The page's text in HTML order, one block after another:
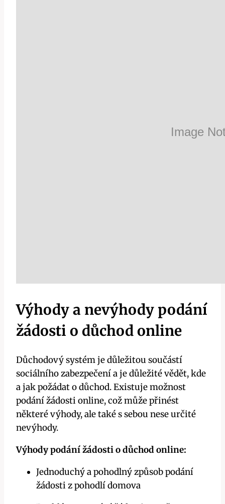
Výhody a nevýhody podání
žádosti o důchod online
Důchodový systém je důležitou součástí
sociálního zabezpečení a je důležité vědět, kde
a jak požádat o důchod. Existuje možnost
podání žádosti online, což může přinést
některé výhody, ale také s sebou nese určité
nevýhody.
Výhody podání žádosti o důchod online:
Jednoduchý a pohodlný způsob podání
žádosti z pohodlí domova